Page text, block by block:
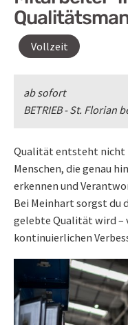
Vollzeit
ab sofort
BETRIEB - St. Florian
Qualität entsteht nicht
Menschen, die genau
erkennen und
Bei Meinhart sorgst du
gelebte Qualität wird –
kontinuierlichen